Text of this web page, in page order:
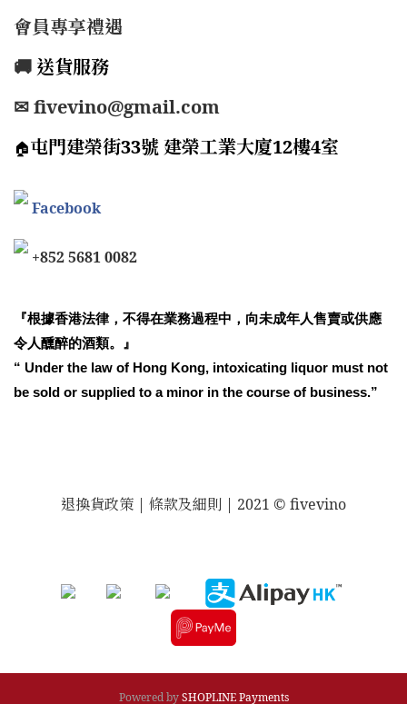
會員專享禮遇
🚚 送貨服務
✉ fivevino@gmail.com
🏠屯門建榮街33號 建榮工業大廈12樓4室
Facebook
+852 5681 0082
『根據香港法律，不得在業務過程中，向未成年人售賣或供應
令人醺醉的酒類。』
“ Under the law of Hong Kong, intoxicating liquor must not
be sold or supplied to a minor in the course of business.”
退換貨政策 | 條款及細則 | 2021 © fivevino
Powered bySHOPLINE Payments